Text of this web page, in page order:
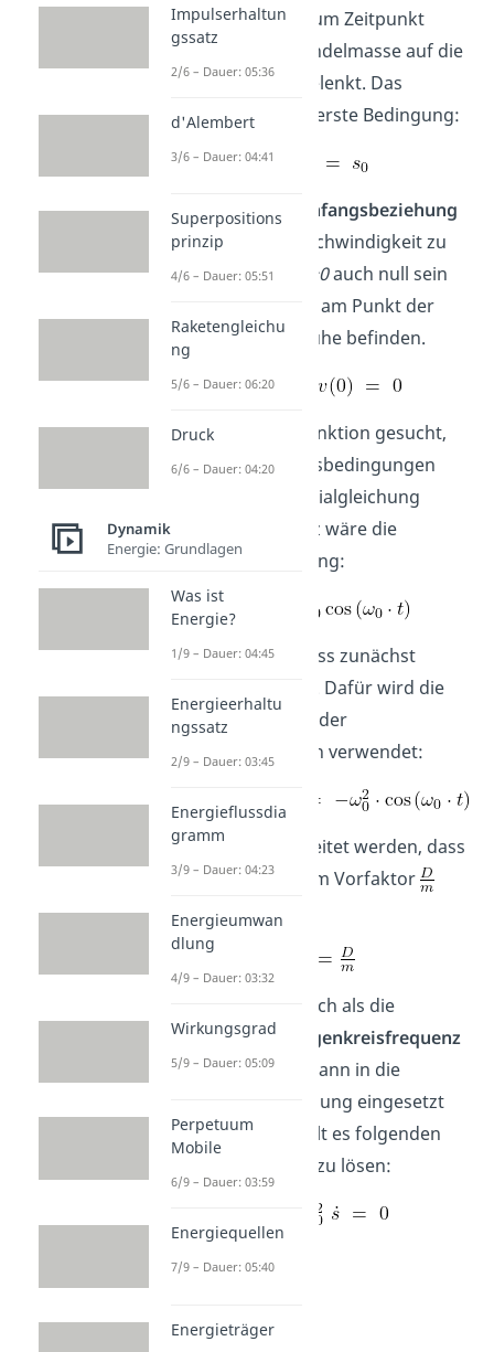
zurückgreifen. Zum Zeitpunkt
ist die Pendelmasse auf die
Position
ausgelenkt. Das
bedeutet für die erste Bedingung:
Für diezweite Anfangsbeziehung
gilt, dass die Geschwindigkeit zu
dem Zeitpunkt
t=0auch null sein
muss, da wir uns am Punkt der
Auslenkung in Ruhe befinden.
Nun wird eine Funktion gesucht,
die diese Anfangsbedingungen
und die Differentialgleichung
erfüllt. Ein Ansatz wäre die
folgende Gleichung:
Die Größe
muss zunächst
definiert werden. Dafür wird die
zweite Ableitung der
Cosinunsfunktion verwendet:
Daraus kann ableitet werden, dass
gleich unserem Vorfaktor
sein muss.
wird daher auch als die
ungedämpfte Eigenkreisfrequenz
bezeichnet und kann in die
Differentialgleichung eingesetzt
werden. Somit gilt es folgenden
Zusammenhang zu lösen:
Impulserhaltun
gssatz
2/6 – Dauer: 05:36
d'Alembert
3/6 – Dauer: 04:41
Superpositions
prinzip
4/6 – Dauer: 05:51
Raketengleichu
ng
5/6 – Dauer: 06:20
Druck
6/6 – Dauer: 04:20
Dynamik
Energie: Grundlagen
Was ist
Energie?
1/9 – Dauer: 04:45
Energieerhaltu
ngssatz
2/9 – Dauer: 03:45
Energieflussdia
gramm
3/9 – Dauer: 04:23
Energieumwan
dlung
4/9 – Dauer: 03:32
Wirkungsgrad
5/9 – Dauer: 05:09
Perpetuum
Mobile
6/9 – Dauer: 03:59
Energiequellen
7/9 – Dauer: 05:40
Energieträger